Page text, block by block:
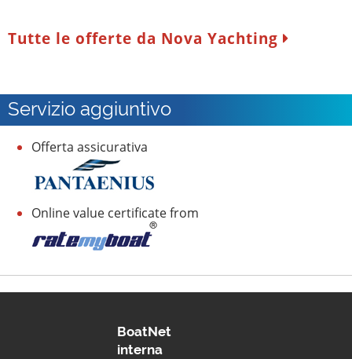
Tutte le offerte da Nova Yachting
Servizio aggiuntivo
Offerta assicurativa
Online value certificate from
BoatNet
interna